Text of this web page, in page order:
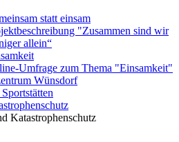
statt einsam
"Zusammen sind wir
allein“
Umfrage zum Thema "Einsamkeit"
Wünsdorf
Katastrophenschutz